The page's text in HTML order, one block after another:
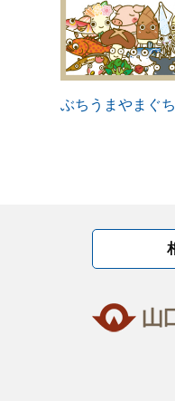
ぶちうまやまぐ